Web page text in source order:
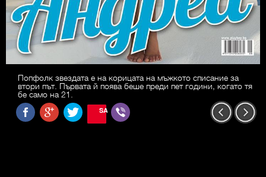
Попфолк звездата е на корицата на мъжкото списание за
втори път. Първата й поява беше преди пет години, когато тя
бе само на 21.
SAVE